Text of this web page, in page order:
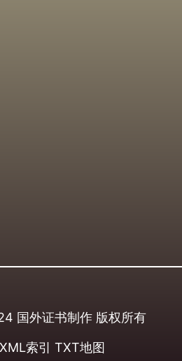
国外证书制作 版权所有
XML索引 TXT地图